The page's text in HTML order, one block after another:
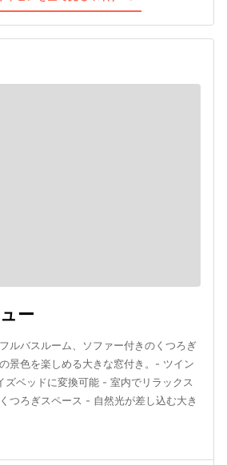
ー
ルバスルーム、ソファー付きのくつろぎ
景色を楽しめる大きな窓付き。- ツイン
ズベッドに変換可能 - 室内でリラックス
つろぎスペース - 自然光が差し込む大き